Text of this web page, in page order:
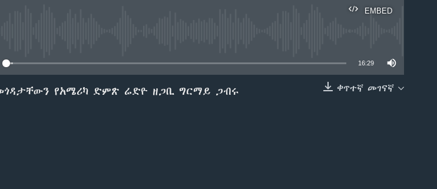
EMBED
16:29
ቀጥተኛ መገናኛ
የአሜሪካ ድምጽ ሬድዮ ዘጋቢ ግርማይ ጋብሩ